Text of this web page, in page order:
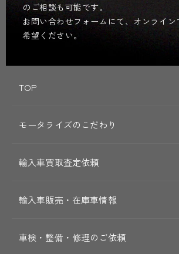
のご相談も可能です。
お問い合わせフォームにて、オンライ
希望ください。
TOP
モータライズのこだわり
輸入車買取査定依頼
輸入車販売・在庫車情報
車検・整備・修理のご依頼